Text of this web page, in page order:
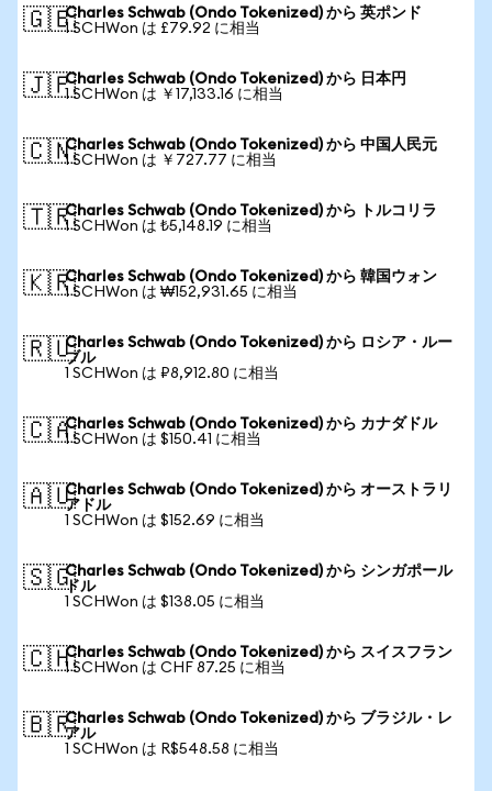
🇬🇧Charles Schwab (Ondo Tokenized) から 英ポンド
1 SCHWon は £79.92 に相当
🇯🇵Charles Schwab (Ondo Tokenized) から 日本円
1 SCHWon は ￥17,133.16 に相当
🇨🇳Charles Schwab (Ondo Tokenized) から 中国人民元
1 SCHWon は ￥727.77 に相当
🇹🇷Charles Schwab (Ondo Tokenized) から トルコリラ
1 SCHWon は ₺5,148.19 に相当
🇰🇷Charles Schwab (Ondo Tokenized) から 韓国ウォン
1 SCHWon は ₩152,931.65 に相当
🇷🇺Charles Schwab (Ondo Tokenized) から ロシア・ルー
ブル
1 SCHWon は ₽8,912.80 に相当
🇨🇦Charles Schwab (Ondo Tokenized) から カナダドル
1 SCHWon は $150.41 に相当
🇦🇺Charles Schwab (Ondo Tokenized) から オーストラリ
アドル
1 SCHWon は $152.69 に相当
🇸🇬Charles Schwab (Ondo Tokenized) から シンガポール
ドル
1 SCHWon は $138.05 に相当
🇨🇭Charles Schwab (Ondo Tokenized) から スイスフラン
1 SCHWon は CHF 87.25 に相当
🇧🇷Charles Schwab (Ondo Tokenized) から ブラジル・レ
アル
1 SCHWon は R$548.58 に相当